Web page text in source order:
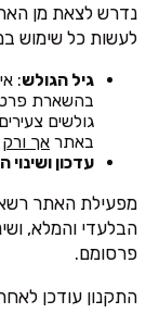
נדרש לצאת מן
לעשות כל שימוש
גיל הגולש:
גולשים
באתר אך ורק
עדכון ושינוי
מפעילת האתר
הבלעדי והמלא,
פרסומם.
התקנון עודכן לאחרונה ביום 28